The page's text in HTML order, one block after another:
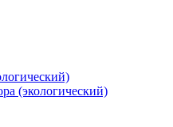
(экологический)